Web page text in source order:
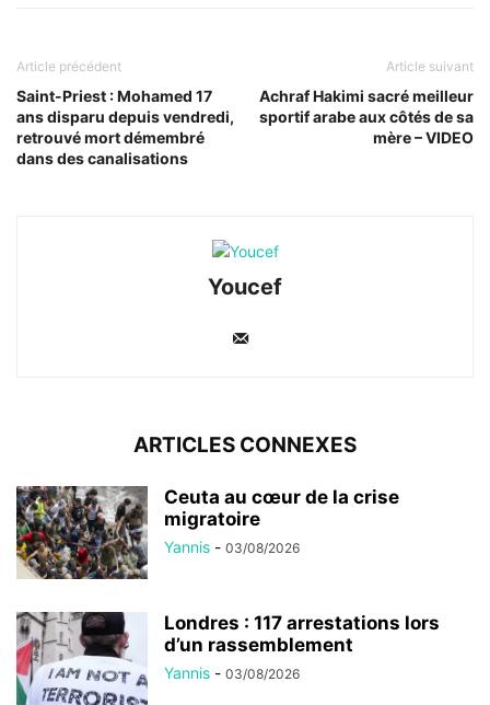
Article précédent
Saint-Priest : Mohamed 17
ans disparu depuis vendredi,
retrouvé mort démembré
dans des canalisations
Article suivant
Achraf Hakimi sacré meilleur
sportif arabe aux côtés de sa
mère – VIDEO
Youcef
ARTICLES CONNEXES
Ceuta au cœur de la crise
migratoire
Yannis - 03/08/2026
Londres : 117 arrestations lors
d’un rassemblement
Yannis - 03/08/2026